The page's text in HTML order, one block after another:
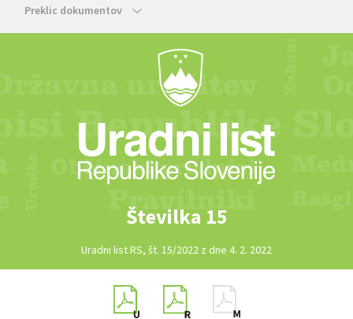
Preklic dokumentov
Številka 15
Uradni list RS, št. 15/2022 z dne 4. 2. 2022